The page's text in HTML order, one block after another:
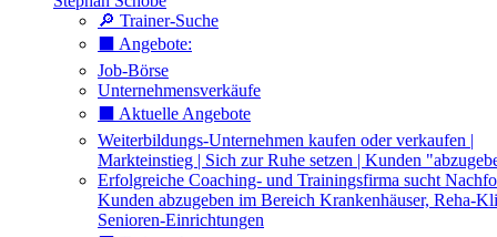
🔎 Trainer-Suche
⬛️ Angebote:
Job-Börse
Unternehmensverkäufe
⬛️ Aktuelle Angebote
Weiterbildungs-Unternehmen kaufen oder verkaufen |
Markteinstieg | Sich zur Ruhe setzen | Kunden
Erfolgreiche Coaching- und Trainingsfirma sucht
Kunden abzugeben im Bereich Krankenhäuser, Reha-
Senioren-Einrichtungen